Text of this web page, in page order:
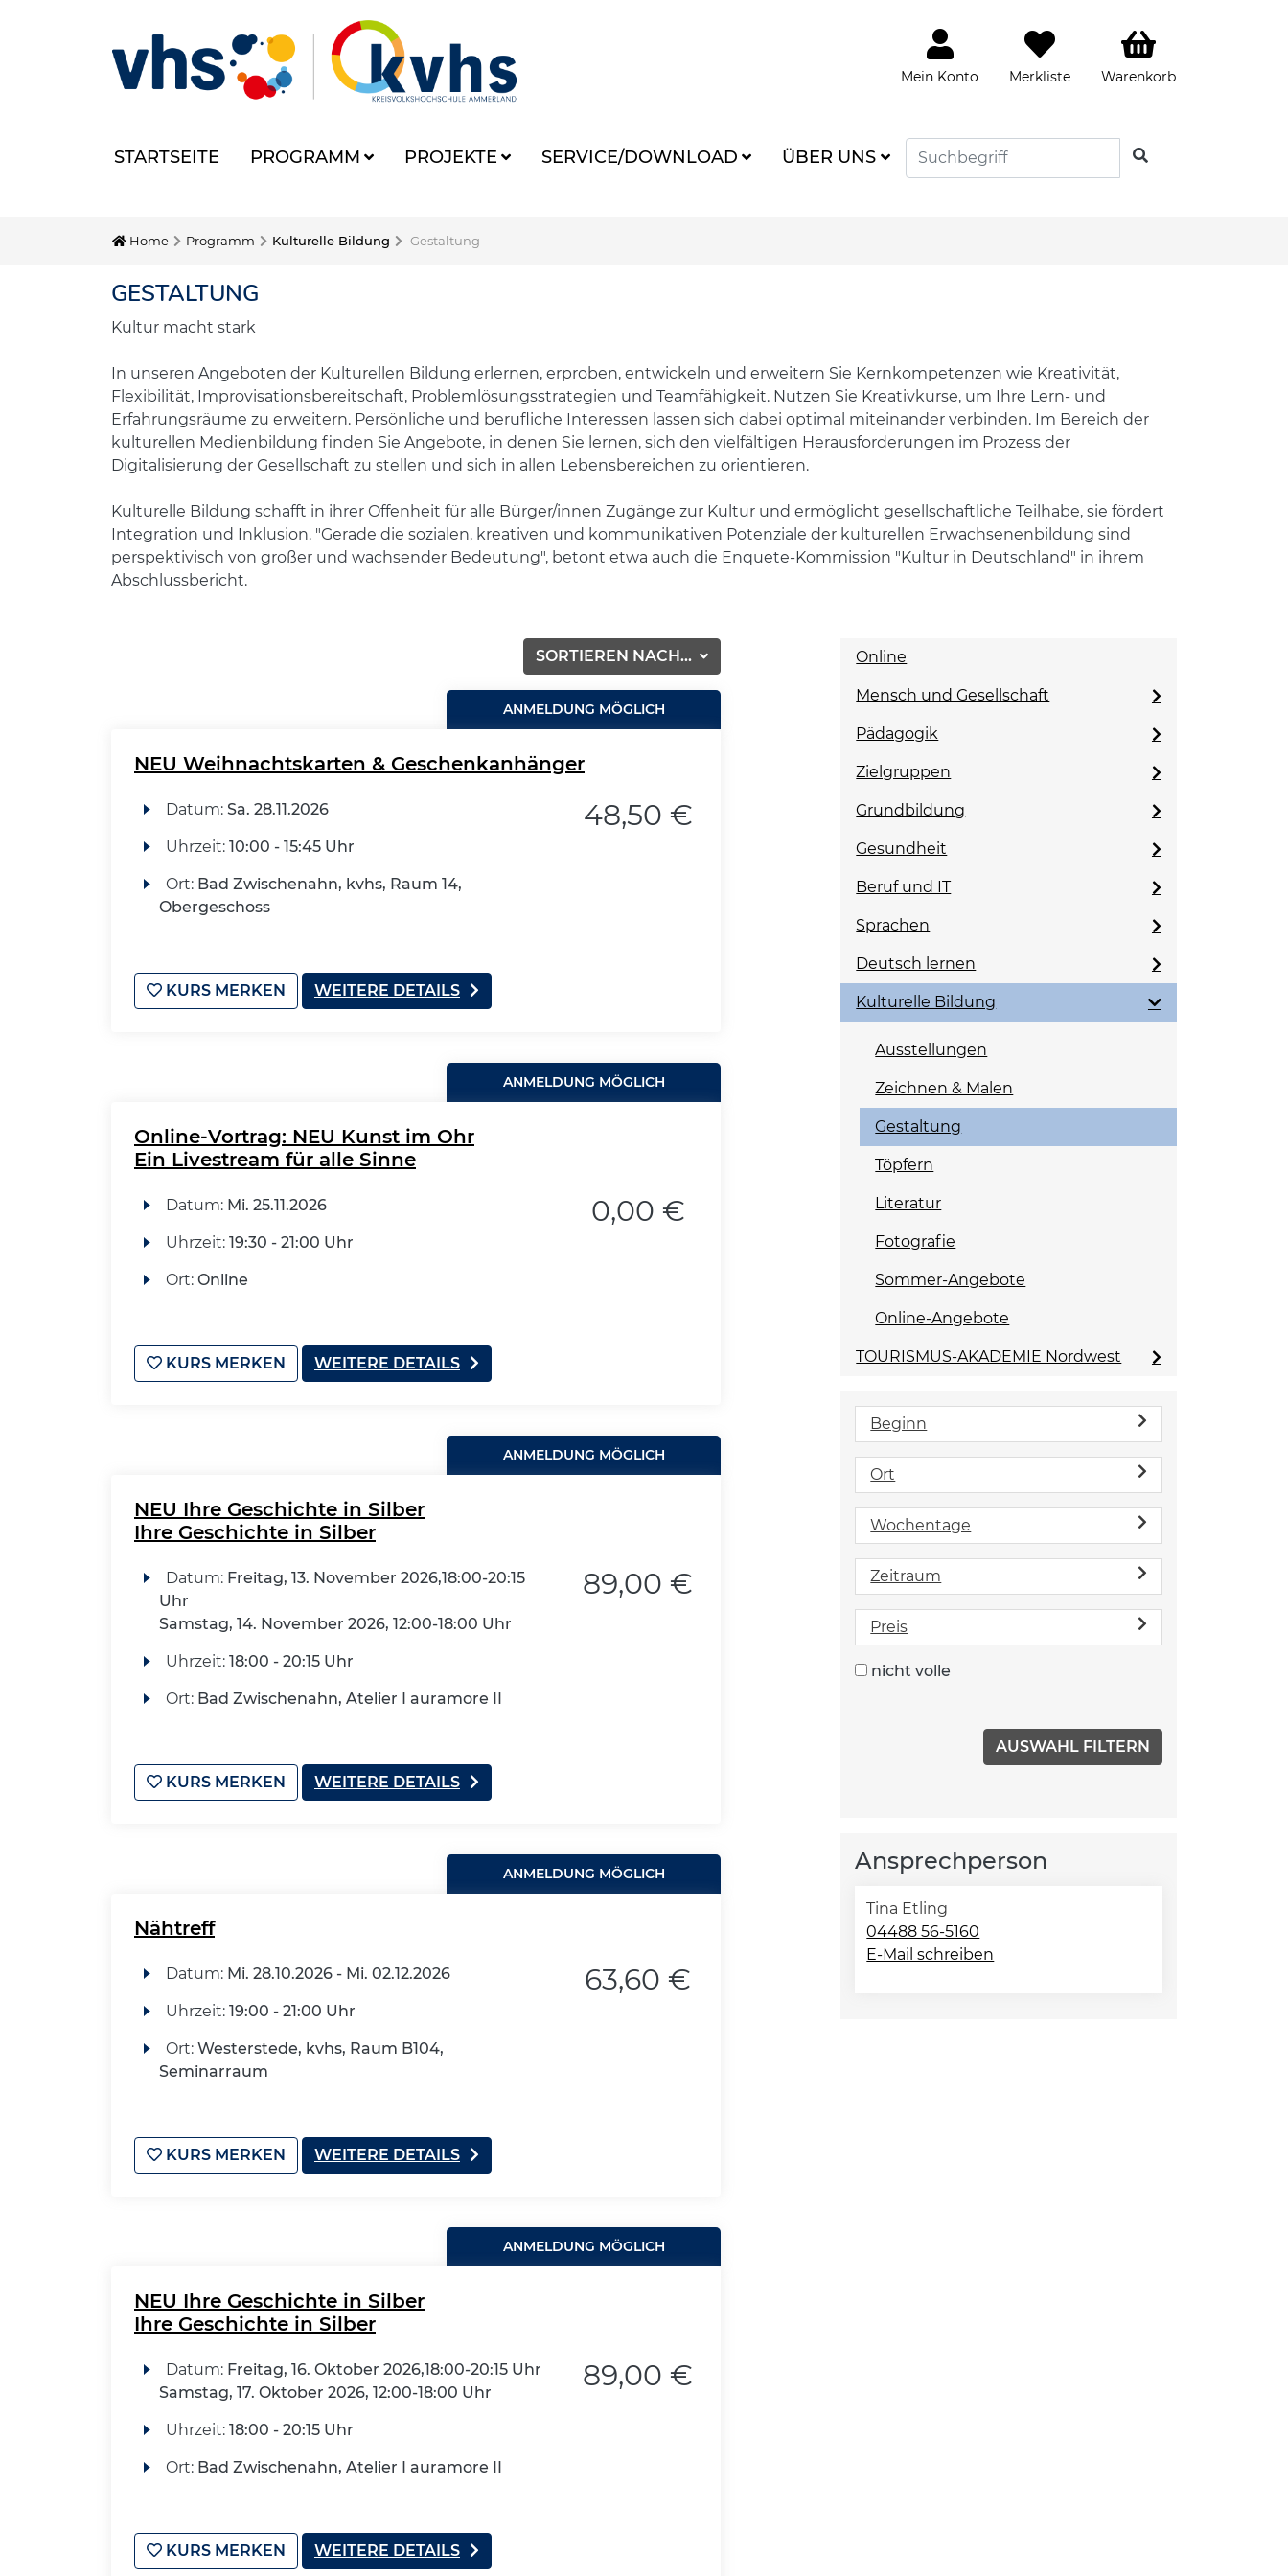
Mein Konto Merkliste Warenkorb
STARTSEITE PROGRAMM PROJEKTE SERVICE/DOWNLOAD ÜBER UNS SUCHEN
Home Programm Kulturelle Bildung Gestaltung
GESTALTUNG
Kultur macht stark
In unseren Angeboten der Kulturellen Bildung erlernen, erproben, entwickeln und erweitern Sie Kernkompetenzen wie Kreativität,
Flexibilität, Improvisationsbereitschaft, Problemlösungsstrategien und Teamfähigkeit. Nutzen Sie Kreativkurse, um Ihre Lern- und
Erfahrungsräume zu erweitern. Persönliche und berufliche Interessen lassen sich dabei optimal miteinander verbinden. Im Bereich der
kulturellen Medienbildung finden Sie Angebote, in denen Sie lernen, sich den vielfältigen Herausforderungen im Prozess der
Digitalisierung der Gesellschaft zu stellen und sich in allen Lebensbereichen zu orientieren.
Kulturelle Bildung schafft in ihrer Offenheit für alle Bürger/innen Zugänge zur Kultur und ermöglicht gesellschaftliche Teilhabe, sie fördert
Integration und Inklusion. "Gerade die sozialen, kreativen und kommunikativen Potenziale der kulturellen Erwachsenenbildung sind
perspektivisch von großer und wachsender Bedeutung", betont etwa auch die Enquete-Kommission "Kultur in Deutschland" in ihrem
Abschlussbericht.
SORTIEREN NACH...
ANMELDUNG MÖGLICH
NEU Weihnachtskarten & Geschenkanhänger
Datum: Sa. 28.11.2026
Uhrzeit: 10:00 - 15:45 Uhr
Ort: Bad Zwischenahn, kvhs, Raum 14,
Obergeschoss
48,50 €
KURS MERKEN WEITERE DETAILS
ANMELDUNG MÖGLICH
Online-Vortrag: NEU Kunst im Ohr
Ein Livestream für alle Sinne
Datum: Mi. 25.11.2026
Uhrzeit: 19:30 - 21:00 Uhr
Ort: Online
0,00 €
KURS MERKEN WEITERE DETAILS
ANMELDUNG MÖGLICH
NEU Ihre Geschichte in Silber
Ihre Geschichte in Silber
Datum: Freitag, 13. November 2026,18:00-20:15
Uhr
Samstag, 14. November 2026, 12:00-18:00 Uhr
Uhrzeit: 18:00 - 20:15 Uhr
Ort: Bad Zwischenahn, Atelier I auramore II
89,00 €
KURS MERKEN WEITERE DETAILS
ANMELDUNG MÖGLICH
Nähtreff
Datum: Mi. 28.10.2026 - Mi. 02.12.2026
Uhrzeit: 19:00 - 21:00 Uhr
Ort: Westerstede, kvhs, Raum B104,
Seminarraum
63,60 €
KURS MERKEN WEITERE DETAILS
ANMELDUNG MÖGLICH
NEU Ihre Geschichte in Silber
Ihre Geschichte in Silber
Datum: Freitag, 16. Oktober 2026,18:00-20:15 Uhr
Samstag, 17. Oktober 2026, 12:00-18:00 Uhr
Uhrzeit: 18:00 - 20:15 Uhr
Ort: Bad Zwischenahn, Atelier I auramore II
89,00 €
KURS MERKEN WEITERE DETAILS
Online
Mensch und Gesellschaft
Pädagogik
Zielgruppen
Grundbildung
Gesundheit
Beruf und IT
Sprachen
Deutsch lernen
Kulturelle Bildung
Ausstellungen
Zeichnen & Malen
Gestaltung
Töpfern
Literatur
Fotografie
Sommer-Angebote
Online-Angebote
TOURISMUS-AKADEMIE Nordwest
Beginn
Ort
Wochentage
Zeitraum
Preis
nicht volle
Ansprechperson
Tina Etling
04488 56-5160
E-Mail schreiben